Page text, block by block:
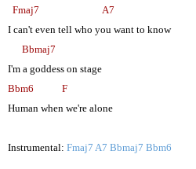
Fmaj7
A7
I can't even tell who you want to know
Bbmaj7
I'm a goddess on stage
Bbm6
F
Human when we're alone
Instrumental: Fmaj7 A7 Bbmaj7 Bbm6